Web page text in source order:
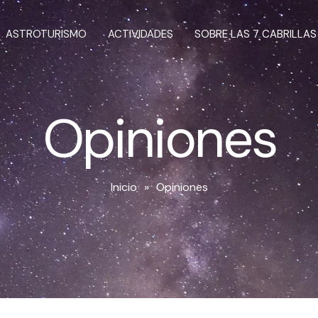
ASTROTURISMO ACTIVIDADES SOBRE LAS 7 CABRILLAS
Opiniones
Inicio » Opiniones